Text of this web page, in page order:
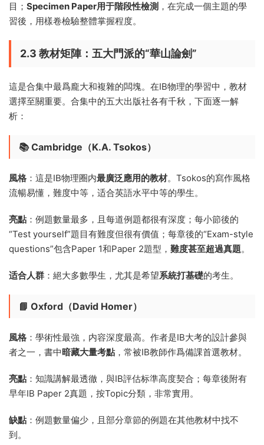
目； Specimen Paper用于階段性檢測 ，在完成一個主題的學
習後，用樣卷檢驗整體掌握程度。
2.3 教材矩陣：五大門派的“華山論劍”
這是合集中最爲龐大和複雜的闆塊。在IB物理的學習中，教材
選擇至關重要。合集中的五大出版社各有千秋，下面逐一解
析：
📚 Cambridge（K.A. Tsokos）
風格 ：這是IB物理圈内最廣泛應用的教材。Tsokos的寫作風格
流暢易懂，難度中等，适合英語水平中等的學生。
亮點 ：例題數量最多，且每道例題都很有深度；每小節後的
“Test yourself”題目有難度但很有價值；每章後的“Exam-style
questions”包含Paper 1和Paper 2題型， 難度甚至超過真題。
适合人群 ：絕大多數學生，尤其是希望系統打基礎的考生。
📘 Oxford（David Homer）
風格 ：學術性最強，内容深度最高。作者是IB大考的設計參與
者之一，書中暗藏大量考點 ，常被IB教師作爲備課首選教材。
亮點 ：知識講解最透徹，與IB評估标準高度契合；每章後附有
早年IB Paper 2真題，按Topic分類，非常實用。
缺點 ：例題數量偏少，且部分章節的例題在其他教材中找不
到。